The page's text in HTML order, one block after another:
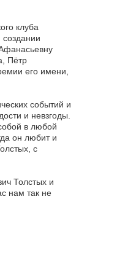
клуба
Пётр
его имени,
событий и
и невзгоды.
в любой
он любит и
с
Толстых и
нам так не